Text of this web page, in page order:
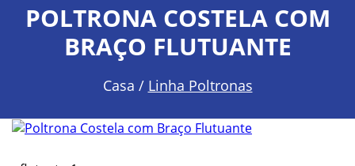
POLTRONA COSTELA COM
BRAÇO FLUTUANTE
Casa / Linha Poltronas